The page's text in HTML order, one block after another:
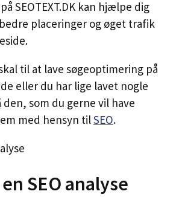
SEOTEXT.DK kan hjælpe dig
placeringer og øget trafik
til at lave søgeoptimering på
eller du har lige lavet nogle
som du gerne vil have
med hensyn tilSEO.
SEO analyse